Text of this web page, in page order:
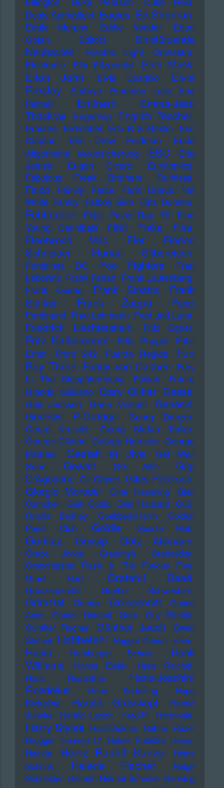
Dusty Springfield Eagles Ed Sheeran
Eddie Murphy Eddie Vedder
Eden
Golan
Editors
Einstürzende
Neubauten
Electric Light Orchestra
Electronic
Ella Fitzgerald Elon Musk
Elton John Elvis Costello
Elvis
Presley
Embryo
Emerson Lake And
Palmer
Eminem
Emma-Jean
Thackray
Engerling English Teacher
Erasure Erdmöbel Eric B & Rakim Eric
Clapton
Eric Drew Feldman
Erste
Allgemeine Verunsicherung
ESC
Etta
James
Eugen Cicero
Eurythmics
Fabulous Freak Brothers
Faithless
Falco Family Farce Farin Urlaub
Fat
White Family Fatboy Slim Fats Domino
Fehlfarben Feist Fever Ray Fil
Fine
Young Cannibals
FINK Flake
Flea
Fleetwood Mac
Fler
Florian
Schneider
Florian Silbereisen
Fontaines DC Foo Fighters
Fran
Lebowitz Frank Farian Frank Laufenberg
Frank Ocean
Frank Sinatra
Frank
Spilker
Frank Zappa
Franz
Ferdinand Frau Lehmann Fred und Luna
Friedrich Liechtenstein Fritz Egner
Fritz Kalkbrenner Fritz Puppel
Fritzi
Ernst
Front 242 Fuerza Regida
Fun
Boy Three Funny van Dannen Fury
In The Slaughterhouse
Fusion
Future
Islands Galliano Gary Glitter Geese
Geir Jenssen Gene Vincent
Genesis
Genesis P-Orridge
Georg Danzer
Georg Kreisler
Georg Stefan Troller
George Clinton George Harrison George
Michael
Gestalt et Jive
Get Well
Soon
Gewalt GG Allin
Gigi
D'Agostino Gil Ofarim Giles Peterson
Giorgio Moroder
Gitte Haenning
Glen
Campbell Glen Gould Glen Hansard GLS
Gnarls Barkley
Goebbels/Harth
Golden
Pudel Club
Goldie Goodie Mob
Gorillaz Gossip Götz Alsmann
Grace Jones Grammys
Grandaddy
Grandmaster Flash & The Furious Five
Grant Hart
Grateful Dead
Grenzkontrolle Grether Schwestern
Grim104 Grimes Grobschnitt
Guano
Apes
Gunter Hampel Guru
Guy Ritchie
Günther Fischer
Günther Jauch
Gwen
Stefani Haftbefehl Haggai Cohen Haim
Haiyti Hamburger Schule
Hank
Williams
Hanns Eisler
Hans Reichel
Hans Rosenthal
Hans-Joachim
Roedelius
Haoe Kerkeling
Hape
Kerkeling
Harald Grosskopf
Harald
Juhnke
Harald Lesch Hard-Fi Harmonia
Harry Styles Hasil Adkins Hattler Hazel
Brugger Heaven 17 Heiner Pudelko Heino
Heintje
Heinz Rudolf Kunze
Heinz
Schenk
Helene Fischer
Helge
Schneider Helmet Helmut Schmidt Henning